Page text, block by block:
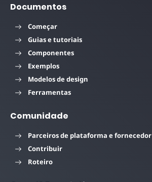
Documentos
Começar
Guias e tutoriais
Componentes
Exemplos
Modelos de design
Ferramentas
Comunidade
Parceiros de plataforma e fornecedor
Contribuir
Roteiro